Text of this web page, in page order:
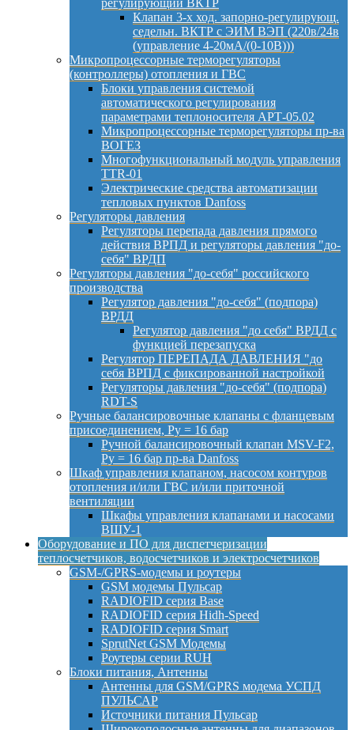
Клапан 3-х ход. запорно-регулирующ.
седельн. ВКТР с ЭИМ ВЭП (220в/24в
(управление 4-20мА/(0-10В)))
Микропроцессорные терморегуляторы
(контроллеры) отопления и ГВС
Блоки управления системой
автоматического регулирования
параметрами теплоносителя АРТ-05.02
Микропроцессорные терморегуляторы пр-ва
ВОГЕЗ
Многофункциональный модуль управления
TTR-01
Электрические средства автоматизации
тепловых пунктов Danfoss
Регуляторы давления
Регуляторы перепада давления прямого
действия ВРПД и регуляторы давления "до-
себя" ВРДП
Регуляторы давления "до-себя" российского
производства
Регулятор давления "до-себя" (подпора)
ВРДД
Регулятор давления "до себя" ВРДД с
функцией перезапуска
Регулятор ПЕРЕПАДА ДАВЛЕНИЯ "до
себя ВРПД с фиксированной настройкой
Регуляторы давления "до-себя" (подпора)
RDT-S
Ручные балансировочные клапаны с фланцевым
присоединением, Py = 16 бар
Ручной балансировочный клапан MSV-F2,
Py = 16 бар пр-ва Danfoss
Шкаф управления клапаном, насосом контуров
отопления и/или ГВС и/или приточной
вентиляции
Шкафы управления клапанами и насосами
ВШУ-1
Оборудование и ПО для диспетчеризации
теплосчетчиков, водосчетчиков и электросчетчиков
GSM-/GPRS-модемы и роутеры
GSM модемы Пульсар
RADIOFID серия Base
RADIOFID серия Hidh-Speed
RADIOFID серия Smart
SprutNet GSM Модемы
Роутеры серии RUH
Блоки питания, Антенны
Антенны для GSM/GPRS модема УСПД
ПУЛЬСАР
Источники питания Пульсар